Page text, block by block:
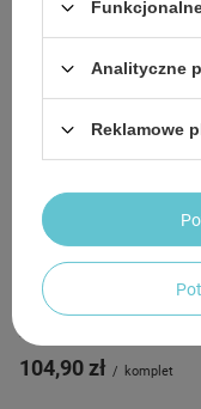
CHWILOWO NIEDOSTĘPNY
Kask Regulowany Orzeszek
Ochraniacze Zestaw Na
Hulajnogę NILS
104,90 zł / komplet
Analityczne
Reklamowe